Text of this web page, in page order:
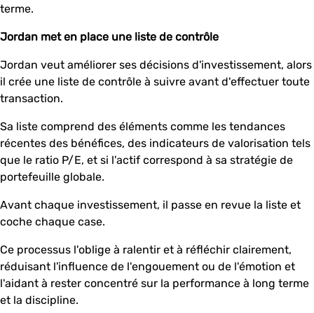
terme.
Jordan met en place une liste de contrôle
Jordan veut améliorer ses décisions d'investissement, alors
il crée une liste de contrôle à suivre avant d'effectuer toute
transaction.
Sa liste comprend des éléments comme les tendances
récentes des bénéfices, des indicateurs de valorisation tels
que le ratio P/E, et si l'actif correspond à sa stratégie de
portefeuille globale.
Avant chaque investissement, il passe en revue la liste et
coche chaque case.
Ce processus l'oblige à ralentir et à réfléchir clairement,
réduisant l'influence de l'engouement ou de l'émotion et
l'aidant à rester concentré sur la performance à long terme
et la discipline.